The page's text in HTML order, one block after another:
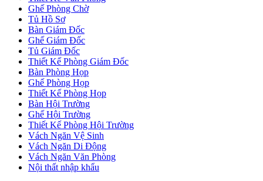
Ghế Phòng Chờ
Tủ Hồ Sơ
Bàn Giám Đốc
Ghế Giám Đốc
Tủ Giám Đốc
Thiết Kế Phòng Giám Đốc
Bàn Phòng Họp
Ghế Phòng Họp
Thiết Kế Phòng Họp
Bàn Hội Trường
Ghế Hội Trường
Thiết Kế Phòng Hội Trường
Vách Ngăn Vệ Sinh
Vách Ngăn Di Động
Vách Ngăn Văn Phòng
Nội thất nhập khẩu